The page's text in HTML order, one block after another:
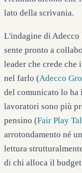
lato della scrivania.
L'indagine di
sente pronto a
leader che crede che
nel farlo (Adecco
del comunicato lo ha
lavoratori sono più
pensino (Fair Play
arrotondamento né
lettura
di chi alloca il